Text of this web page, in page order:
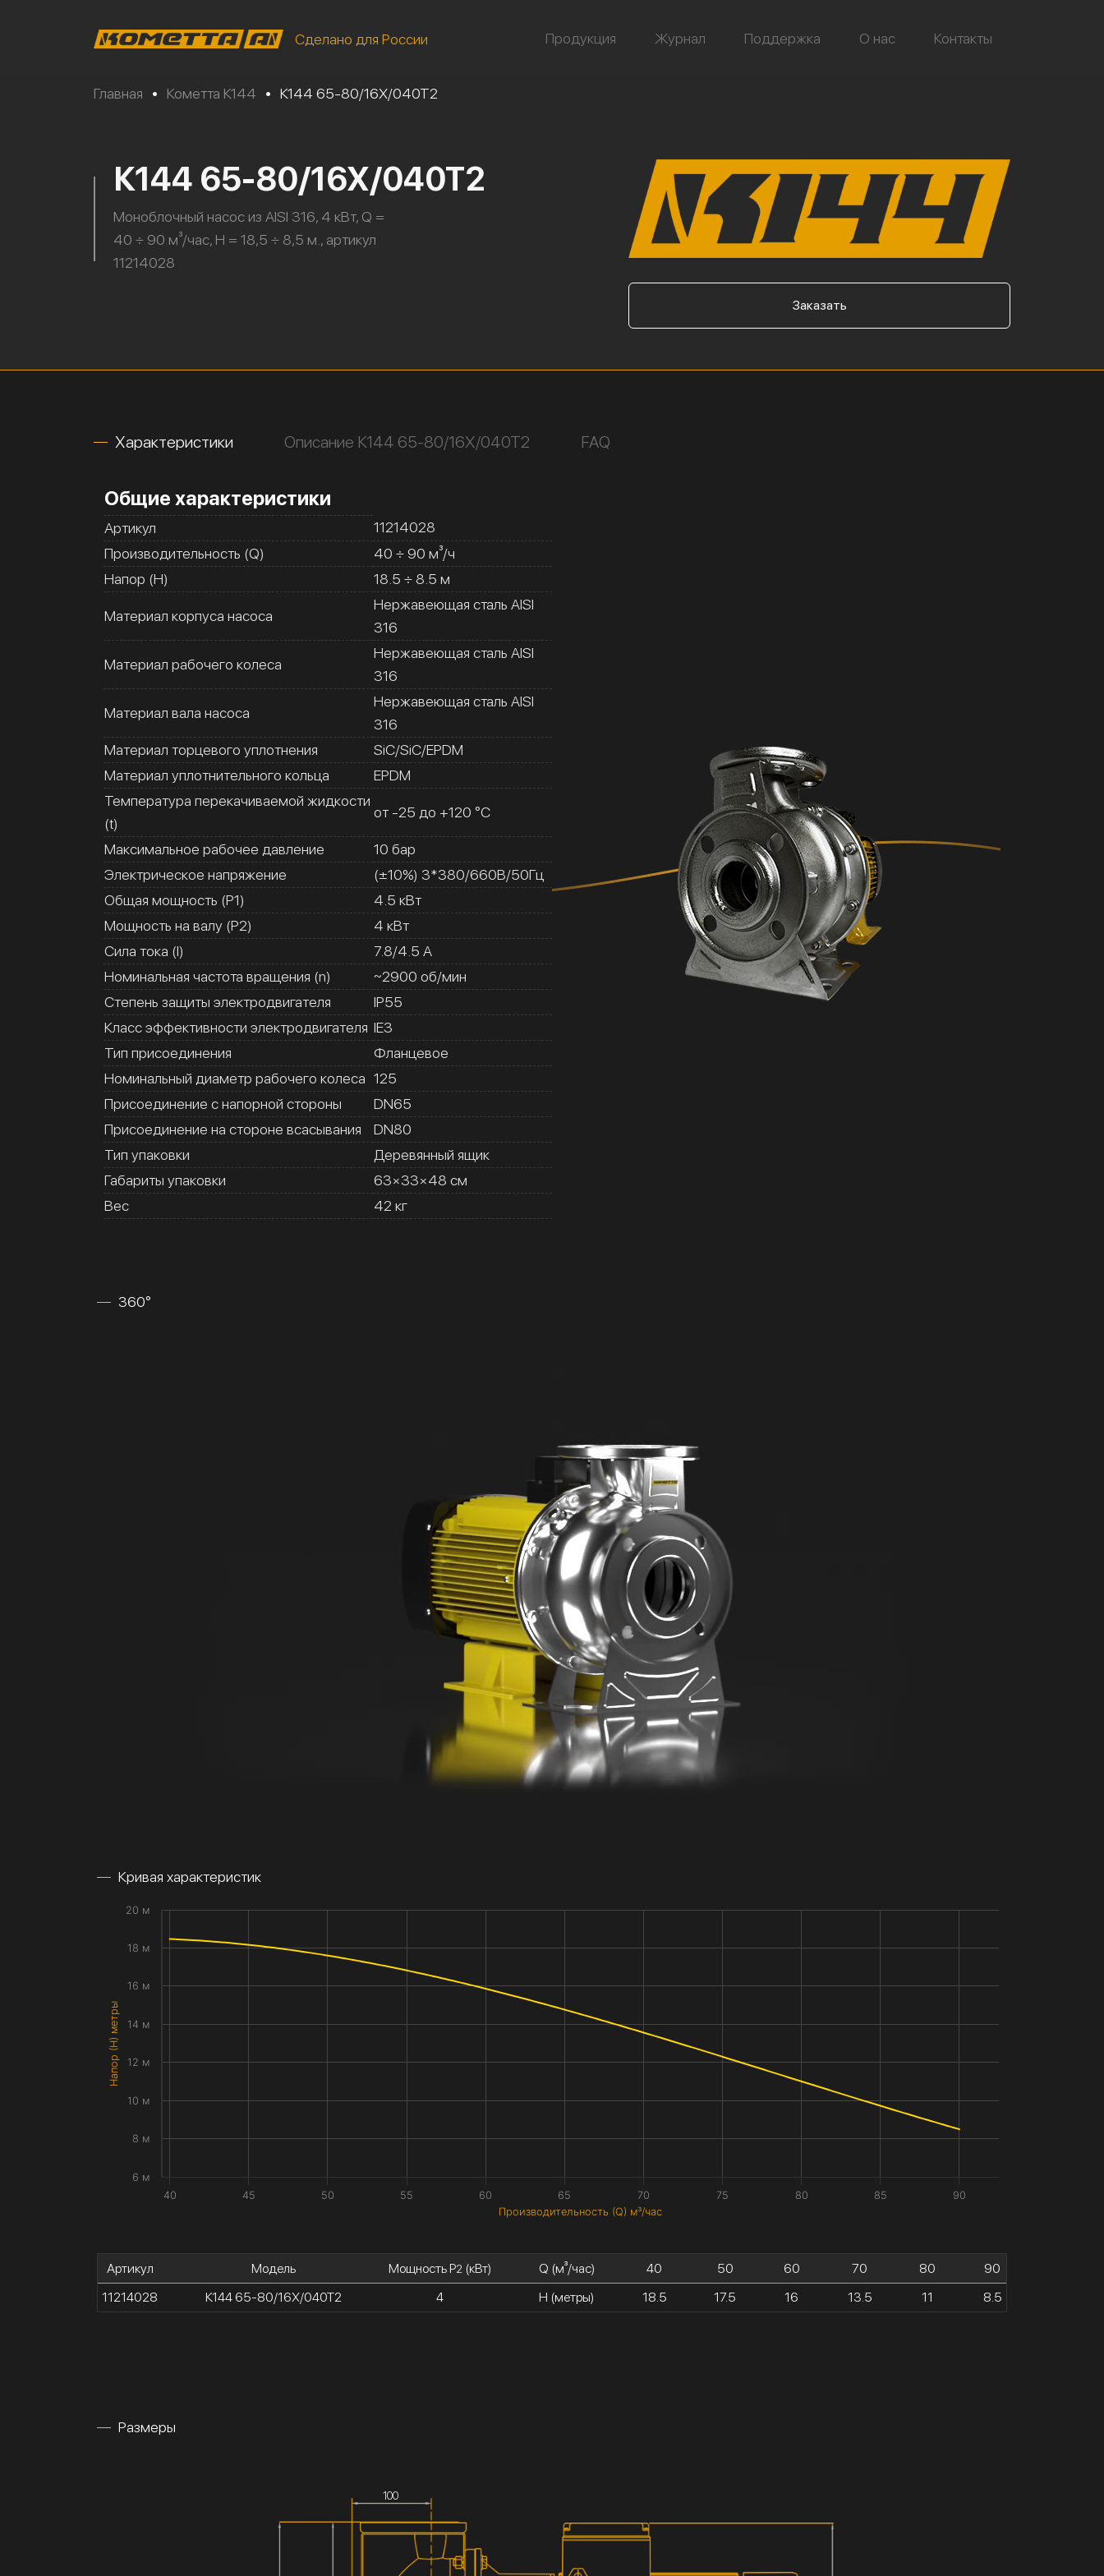
Сделано для России Продукция Журнал Поддержка О нас Контакты
Главная • Кометта К144 • К144 65-80/16Х/040Т2
К144 65-80/16Х/040Т2
Моноблочный насос из AISI 316, 4 кВт, Q =
40 ÷ 90 м³/час, H = 18,5 ÷ 8,5 м., артикул
11214028
Заказать
Характеристики Описание К144 65-80/16Х/040Т2 FAQ
Общие характеристики
Артикул
11214028
Производительность (Q)
40 ÷ 90 м³/ч
Напор (H)
18.5 ÷ 8.5 м
Материал корпуса насоса
Нержавеющая сталь AISI
316
Материал рабочего колеса
Нержавеющая сталь AISI
316
Материал вала насоса
Нержавеющая сталь AISI
316
Материал торцевого уплотнения
SiC/SiC/EPDM
Материал уплотнительного кольца
EPDM
Температура перекачиваемой жидкости
(t)
от -25 до +120 °C
Максимальное рабочее давление
10 бар
Электрическое напряжение
(±10%) 3*380/660В/50Гц
Общая мощность (Р1)
4.5 кВт
Мощность на валу (Р2)
4 кВт
Сила тока (I)
7.8/4.5 A
Номинальная частота вращения (n)
~2900 об/мин
Степень защиты электродвигателя
IP55
Класс эффективности электродвигателя IE3
Тип присоединения
Фланцевое
Номинальный диаметр рабочего колеса 125
Присоединение с напорной стороны
DN65
Присоединение на стороне всасывания
DN80
Тип упаковки
Деревянный ящик
Габариты упаковки
63×33×48 см
Вес
42 кг
360°
Кривая характеристик
Производительность (Q) м³/час
Напор (H) метры
40 45 50 55 60 65 70 75 80 85 90
6 м
8 м
10 м
12 м
14 м
16 м
18 м
20 м
Артикул
11214028
Модель
К144 65-80/16Х/040Т2
Мощность P2 (кВт)
4
Q (м³/час)
H (метры)
40
18.5
50
17.5
60
16
70
13.5
80
11
90
8.5
Размеры
100